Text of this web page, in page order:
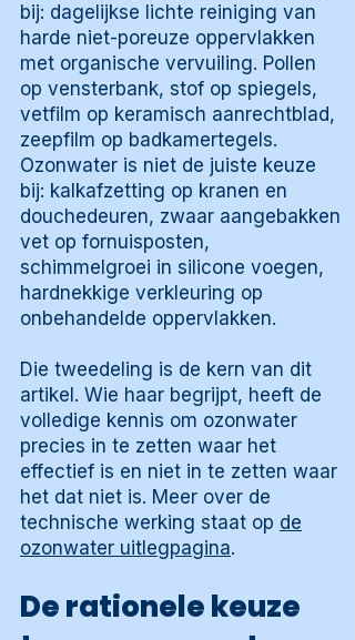
bij: dagelijkse lichte reiniging van
harde niet-poreuze oppervlakken
met organische vervuiling. Pollen
op vensterbank, stof op spiegels,
vetfilm op keramisch aanrechtblad,
zeepfilm op badkamertegels.
Ozonwater is niet de juiste keuze
bij: kalkafzetting op kranen en
douchedeuren, zwaar aangebakken
vet op fornuisposten,
schimmelgroei in silicone voegen,
hardnekkige verkleuring op
onbehandelde oppervlakken.
Die tweedeling is de kern van dit
artikel. Wie haar begrijpt, heeft de
volledige kennis om ozonwater
precies in te zetten waar het
effectief is en niet in te zetten waar
het dat niet is. Meer over de
technische werking staat op de
ozonwater uitlegpagina.
De rationele keuze